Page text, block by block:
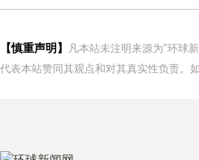
【慎重声明】
凡本站未注明来源为"环球
代表本站赞同其观点和对其真实性负责。